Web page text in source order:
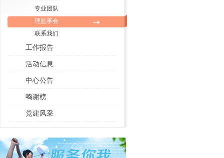
专业团队
理监事会
联系我们
工作报告
活动信息
中心公告
鸣谢榜
党建风采